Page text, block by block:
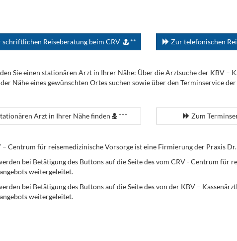
schriftlichen Reiseberatung beim CRV ** Zur telefonischen
Sie einen stationären Arzt in Ihrer Nähe: Über die Arztsuche der KBV –
Nähe eines gewünschten Ortes suchen sowie über den Terminservice
Arzt in Ihrer Nähe finden *** Zum
Centrum für reisemedizinische Vorsorge ist eine Firmierung der Praxis Dr.
bei Betätigung des Buttons auf die Seite des vom CRV - Centrum für
weitergeleitet.
bei Betätigung des Buttons auf die Seite des von der KBV –
weitergeleitet.